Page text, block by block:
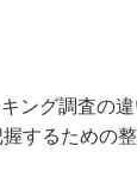
ング調査の違
するための